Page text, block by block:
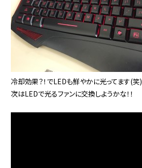
冷却効果？！でLEDも鮮やかに光ってます(笑)
次はLEDで光るファンに交換しようかな！！